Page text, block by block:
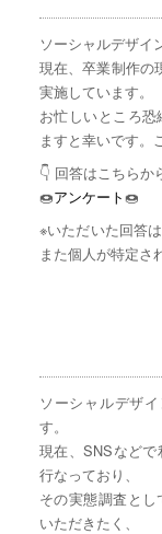
ソーシャルデザイ
現在、卒業制作の
実施しています。
お忙しいところ
ますと幸いです。
👇 回答はこちらか
🍩アンケート🍩
※いただいた回答
また個人が特定さ
ソーシャルデザ
す。
現在、SNSなど
行なっており、
その実態調査と
いただきたく、